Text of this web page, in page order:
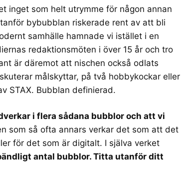
inget som helt utrymme för någon annan
bybubblan riskerade rent av att bli
samhälle hamnade vi istället i en
redaktionsmöten i över 15 år och tro
är däremot att nischen också odlats
målskyttar, på två hobbykockar eller
STAX. Bubblan definierad.
i flera sådana bubblor och att vi
som så ofta annars verkar det som att det
för det som är digitalt. I själva verket
antal bubblor. Titta utanför ditt